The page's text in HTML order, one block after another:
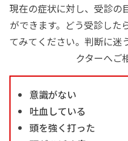
現在の症状に対し、受診の
ができます。どう受診した
てみてください。判断に迷
クターへご
意識がない
吐血している
頭を強く打った